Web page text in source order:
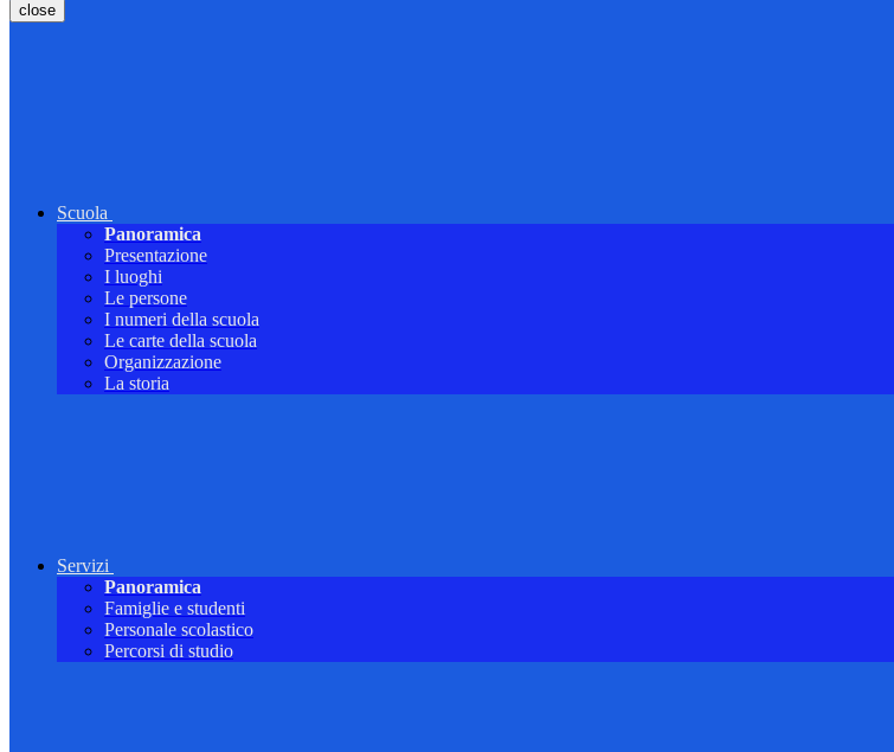
close
Scuola
Panoramica
Presentazione
I luoghi
Le persone
I numeri della scuola
Le carte della scuola
Organizzazione
La storia
Servizi
Panoramica
Famiglie e studenti
Personale scolastico
Percorsi di studio